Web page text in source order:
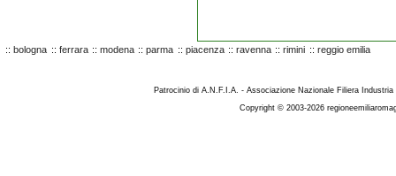
:: bologna :: ferrara :: modena :: parma :: piacenza :: ravenna :: rimini :: reggio emilia
Patrocinio di A.N.F.I.A. - Associazione Nazionale Filiera
Copyright © 2003-2026